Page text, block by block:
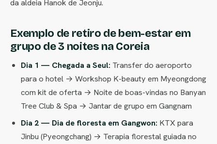
da aldeia Hanok de Jeonju.
Exemplo de retiro de bem-estar em
grupo de 3 noites na Coreia
Dia 1 — Chegada a Seul: Transfer do aeroporto
para o hotel → Workshop K-beauty em Myeongdong
com kit de oferta → Noite de boas-vindas no Banyan
Tree Club & Spa → Jantar de grupo em Gangnam
Dia 2 — Dia de floresta em Gangwon: KTX para
Jinbu (Pyeongchang) → Terapia florestal guiada no